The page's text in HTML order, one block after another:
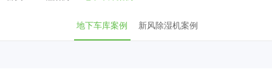
地下车库案例 新风除湿机案例